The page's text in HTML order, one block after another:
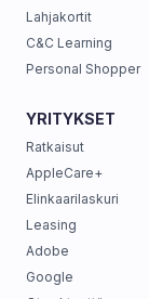
Lahjakortit
C&C Learning
Personal Shopper
YRITYKSET
Ratkaisut
AppleCare+
Elinkaarilaskuri
Leasing
Adobe
Google